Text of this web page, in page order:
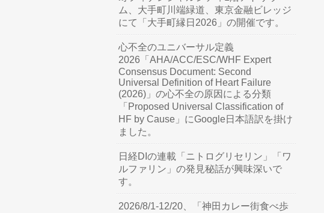
ム、大手町川端緑道、東京金融ビレッジ
にて「大手町縁日2026」の開催です。
心不全のユニバーサル定義
2026「AHA/ACC/ESC/WHF Expert
Consensus Document: Second
Universal Definition of Heart Failure
(2026)」の心不全の原因による分類
「Proposed Universal Classification of
HF by Cause」にGoogle日本語訳を掛け
ました。
日経DIの連載「ニトログリセリン」「ワ
ルファリン」の発見秘話が興味深いで
す。
2026/8/1-12/20、「神田カレー街食べ歩